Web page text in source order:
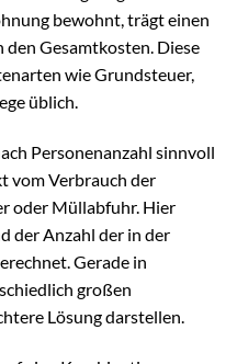
bewohnt, trägt einen
Gesamtkosten. Diese
wie Grundsteuer,
üblich.
Personenanzahl sinnvoll
vom Verbrauch der
oder Müllabfuhr. Hier
der Anzahl der in der
Gerade in
großen
Lösung darstellen.